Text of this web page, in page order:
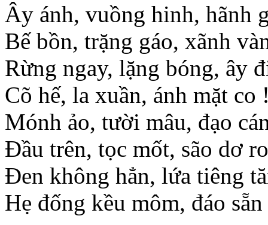
Ây ánh, vuồng hinh, hãnh
Bế bồn, trặng gáo, xãnh
Rừng ngay, lặng bóng, ây
Cõ hế, la xuần, ánh mặt co
Mónh ảo, tười mâu, đạo
Đầu trên, tọc mốt, são dơ
Đen không hẳn, lứa tiêng
Hẹ đống kều môm, đáo